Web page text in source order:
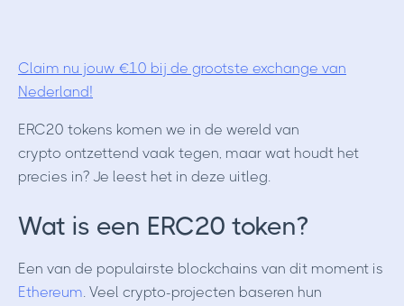
Claim nu jouw €10 bij de grootste exchange van
Nederland!
ERC20 tokens komen we in de wereld van
crypto ontzettend vaak tegen, maar wat houdt het
precies in? Je leest het in deze uitleg.
Wat is een ERC20 token?
Een van de populairste blockchains van dit moment is
Ethereum. Veel crypto-projecten baseren hun